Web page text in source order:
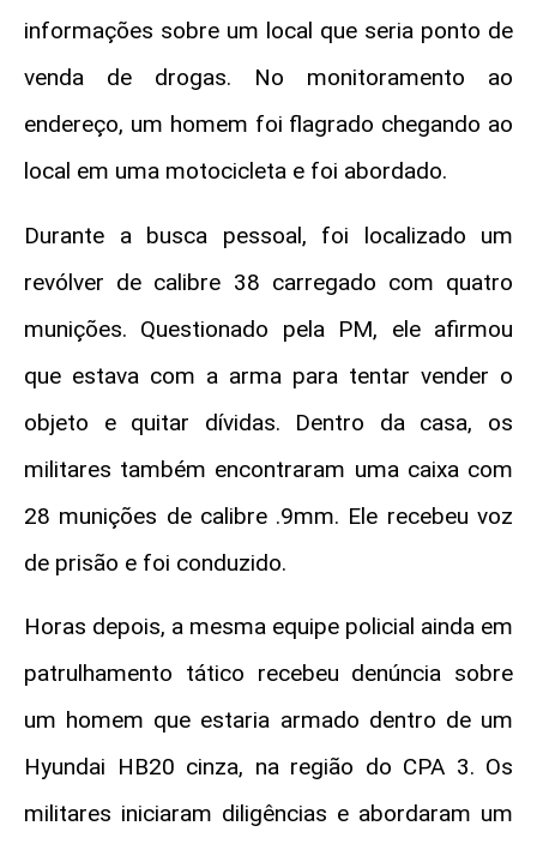
informações sobre um local que seria ponto de
venda de drogas. No monitoramento ao
endereço, um homem foi flagrado chegando ao
local em uma motocicleta e foi abordado.
Durante a busca pessoal, foi localizado um
revólver de calibre 38 carregado com quatro
munições. Questionado pela PM, ele afirmou
que estava com a arma para tentar vender o
objeto e quitar dívidas. Dentro da casa, os
militares também encontraram uma caixa com
28 munições de calibre .9mm. Ele recebeu voz
de prisão e foi conduzido.
Horas depois, a mesma equipe policial ainda em
patrulhamento tático recebeu denúncia sobre
um homem que estaria armado dentro de um
Hyundai HB20 cinza, na região do CPA 3. Os
militares iniciaram diligências e abordaram um